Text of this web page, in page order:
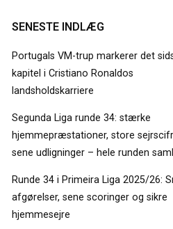
SENESTE INDLÆG
Portugals VM-trup markerer det
kapitel i Cristiano Ronaldos
landsholdskarriere
Segunda Liga runde 34: stærke
hjemmepræstationer, store
sene udligninger – hele runden
Runde 34 i Primeira Liga 2025/26:
afgørelser, sene scoringer og sikre
hjemmesejre